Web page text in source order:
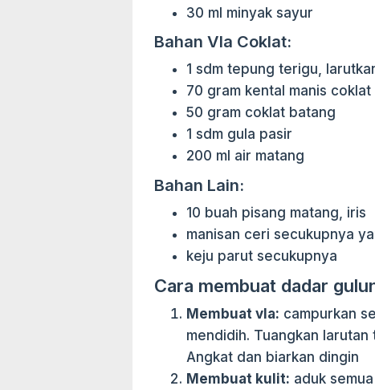
30 ml minyak sayur
Bahan Vla Coklat:
1 sdm tepung terigu,
70 gram kental manis coklat
50 gram coklat batang
1 sdm gula pasir
200 ml air matang
Bahan Lain:
10 buah pisang matang, iris
manisan ceri secukupnya
keju parut secukupnya
Cara membuat dadar
Membuat vla: campurkan
mendidih. Tuangkan
Angkat dan biarkan dingin
Membuat kulit: aduk